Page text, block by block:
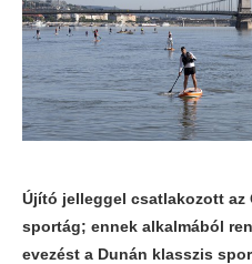
Újító jelleggel csatlakozott az
sportág; ennek alkalmából
evezést a Dunán klasszis